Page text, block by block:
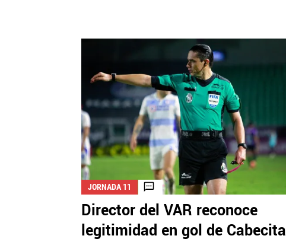
JORNADA 11
Director del VAR reconoce
legitimidad en gol de Cabecita